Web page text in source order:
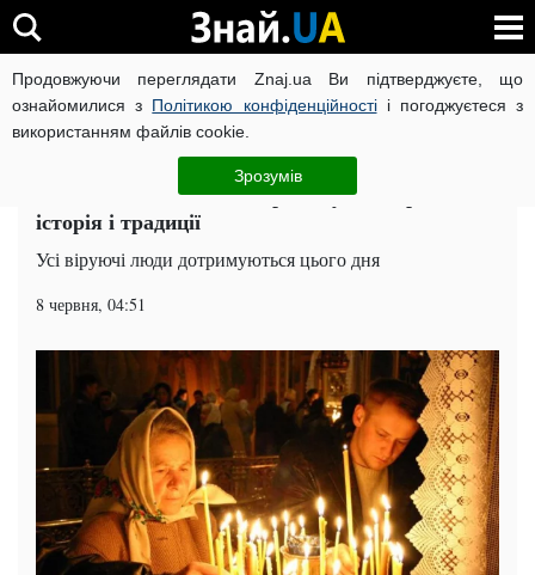
Продовжуючи переглядати Znaj.ua Ви підтверджуєте, що
ознайомилися з Політикою конфіденційностіі погоджуєтеся з
використанням файлів cookie.
Зрозумів
ВІЙНА РОСІЇ ПРОТИ УКРАЇНИ КОРОНАВІРУС В УКРАЇНІ
ЧИТАТЬ НА РУССКОМ
Свято Найсвятішого Серця Ісуса 8 червня:
історія і традиції
Усі віруючі люди дотримуються цього дня
8 червня, 04:51